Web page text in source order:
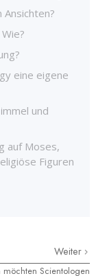
eine eigene
und
auf Moses,
Figuren
Weiter
möchten Scientologen